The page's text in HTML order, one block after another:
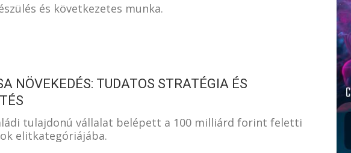
ALAPONés következetes munka.
NÖVEKEDÉS: TUDATOS STRATÉGIA ÉS
tulajdonú vállalat belépett a 100 milliárd forint feletti
elitkategóriájába.